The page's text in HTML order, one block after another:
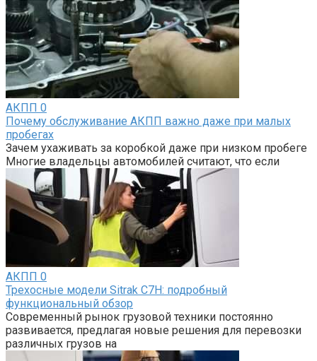
АКПП 0
Почему обслуживание АКПП важно даже при малых
пробегах
Зачем ухаживать за коробкой даже при низком пробеге
Многие владельцы автомобилей считают, что если
АКПП 0
Трехосные модели Sitrak C7H: подробный
функциональный обзор
Современный рынок грузовой техники постоянно
развивается, предлагая новые решения для перевозки
различных грузов на